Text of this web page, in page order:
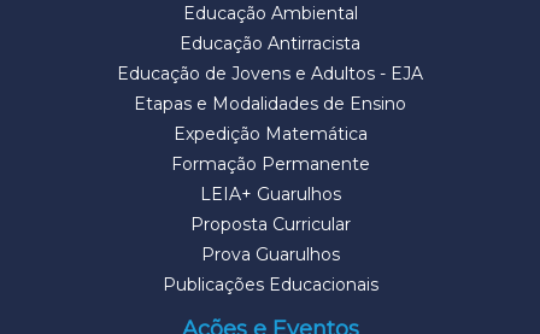
Educação Ambiental
Educação Antirracista
Educação de Jovens e Adultos - EJA
Etapas e Modalidades de Ensino
Expedição Matemática
Formação Permanente
LEIA+ Guarulhos
Proposta Curricular
Prova Guarulhos
Publicações Educacionais